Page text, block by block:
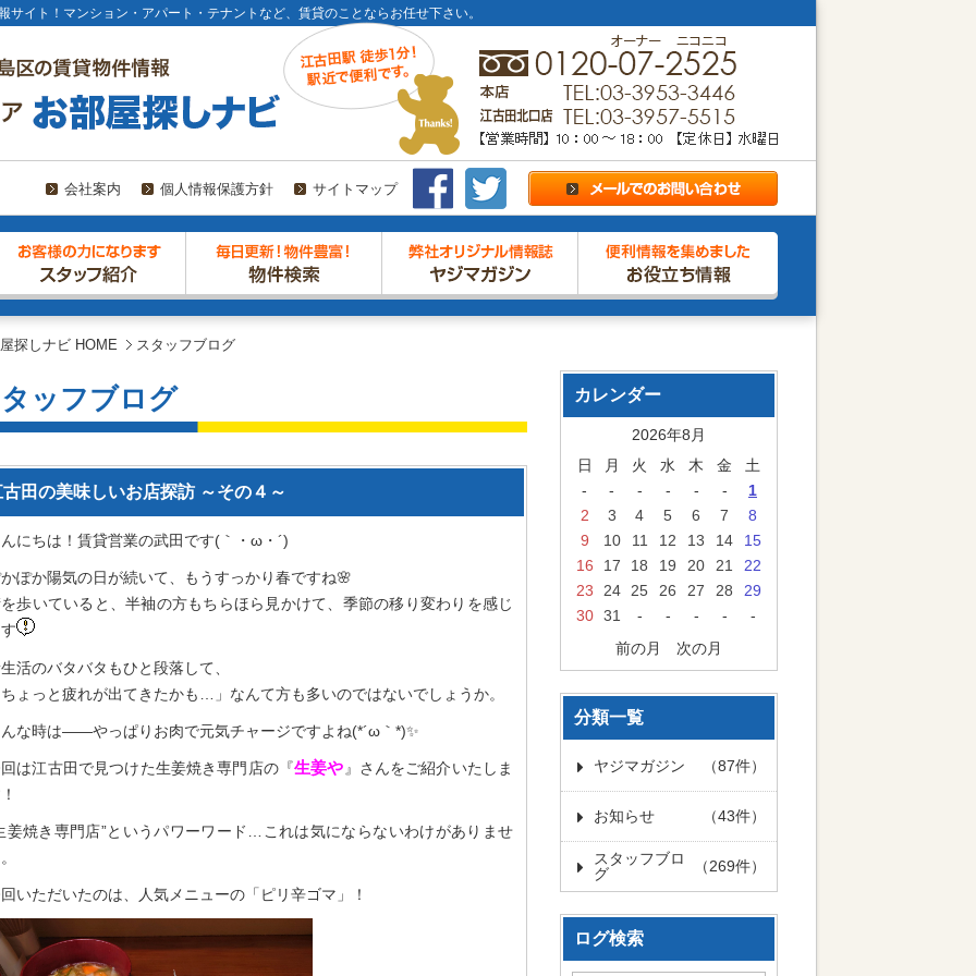
イト！マンション・アパート・テナントなど、賃貸のことならお任せ下さい。
会社案内 個人情報保護方針 サイトマップ
探しナビ HOME スタッフブログ
ッフブログ
古田の美味しいお店探訪 ～その４～
にちは！賃貸営業の武田です(｀・ω・´)
ぽか陽気の日が続いて、もうすっかり春ですね🌸
歩いていると、半袖の方もちらほら見かけて、季節の移り変わりを感じ
活のバタバタもひと段落して、
ょっと疲れが出てきたかも…」なんて方も多いのではないでしょうか。
な時は――やっぱりお肉で元気チャージですよね(*´ω｀*)✨
は江古田で見つけた生姜焼き専門店の『生姜や』さんをご紹介いたしま
姜焼き専門店”というパワーワード…これは気にならないわけがありませ
いただいたのは、人気メニューの「ピリ辛ゴマ」！
カレンダー
2026年8月
日
月 火 水 木 金
土
-
- - - - -
1
2
3 4 5 6 7
8
9
10 11 12 13 14
15
16
17 18 19 20 21
22
23
24 25 26 27 28
29
30 31 - - - -
-
前の月
次の月
分類一覧
ヤジマガジン （87件）
お知らせ （43件）
スタッフブロ
グ
（269件）
ログ検索